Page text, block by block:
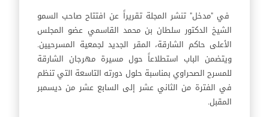
في "مدخل" تنشر المجلة تقريراً عن افتتاح صاحب السمو
الشيخ الدكتور سلطان بن محمد القاسمي عضو المجلس
الأعلى حاكم الشارقة، المقر الجديد لجمعية المسرحيين.
ويتضمن الباب استطلاعاً حول مسيرة مهرجان الشارقة
للمسرح الصحراوي بمناسبة حلول دورته التاسعة التي تنظم
في الفترة من الثاني عشر إلى السابع عشر من ديسمبر
المقبل.